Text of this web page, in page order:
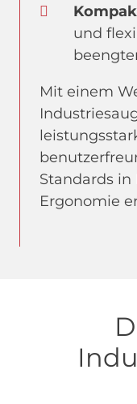
und
Mit einem
Standards in
Ergonomie